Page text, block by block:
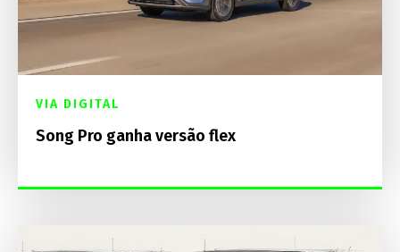
VIA DIGITAL
Song Pro ganha versão flex